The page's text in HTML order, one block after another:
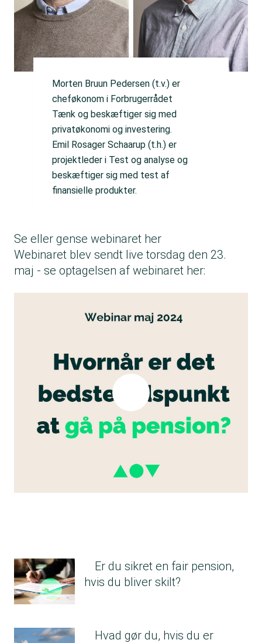
Morten Bruun Pedersen (t.v.) er
cheføkonom i Forbrugerrådet
Tænk og beskæftiger sig med
privatøkonomi og investering.
Emil Rosager Schaarup (t.h.) er
projektleder i Test og analyse og
beskæftiger sig med test af
finansielle produkter.
Se eller gense webinaret her
Webinaret blev sendt live torsdag den 23.
maj - se optagelsen af webinaret her:
Er du sikret en fair pension,
hvis du bliver skilt?
Hvad gør du, hvis du er